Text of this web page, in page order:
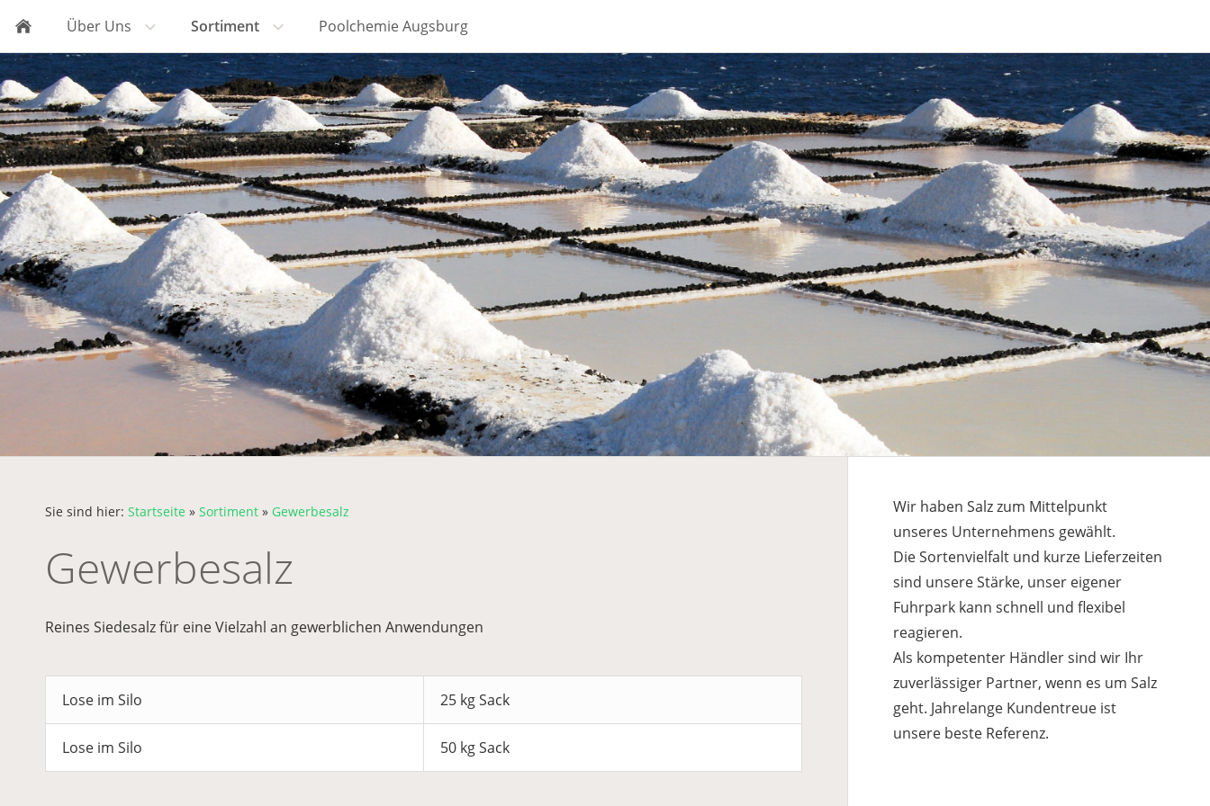
Über Uns Sortiment Poolchemie Augsburg
Sie sind hier: Startseite » Sortiment » Gewerbesalz
Gewerbesalz
Reines Siedesalz für eine Vielzahl an gewerblichen Anwendungen
Lose im Silo 25 kg Sack
Lose im Silo 50 kg Sack
Wir haben Salz zum Mittelpunkt
unseres Unternehmens gewählt.
Die Sortenvielfalt und kurze Lieferzeiten
sind unsere Stärke, unser eigener
Fuhrpark kann schnell und flexibel
reagieren.
Als kompetenter Händler sind wir Ihr
zuverlässiger Partner, wenn es um Salz
geht. Jahrelange Kundentreue ist
unsere beste Referenz.